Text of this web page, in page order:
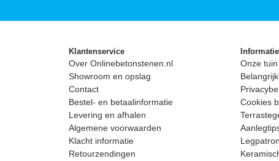
Klantenservice
Over Onlinebetonstenen.nl
Showroom en opslag
Contact
Bestel- en betaalinformatie
Levering en afhalen
Algemene voorwaarden
Klacht informatie
Retourzendingen
Informatie
Onze
Cookies